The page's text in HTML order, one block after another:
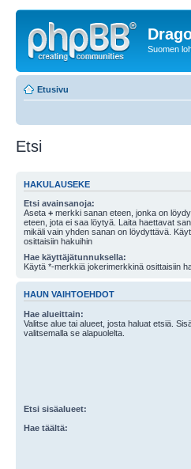
Suomen
Etusivu
Etsi
HAKULAUSEKE
Etsi avainsanoja:
Aseta + merkki sanan eteen, jonka on
eteen, jota ei saa löytyä. Laita haettavat
mikäli vain yhden sanan on löydyttävä.
osittaisiin hakuihin
Hae käyttäjätunnuksella:
Käytä *-merkkiä jokerimerkkinä osittaisiin
HAUN VAIHTOEHDOT
Hae alueittain:
Valitse alue tai alueet, josta haluat etsiä.
valitsemalla se alapuolelta.
Etsi sisäalueet:
Hae täältä: